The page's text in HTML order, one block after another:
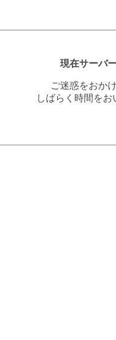
現在サーバ
ご迷惑をおか
しばらく時間を